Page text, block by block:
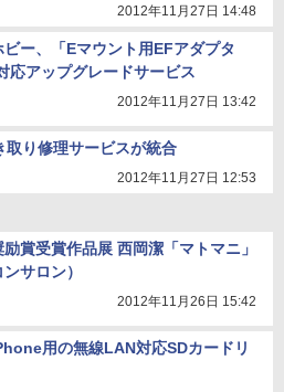
2012年11月27日 14:48
ー、「Eマウント用EFアダプタ
応アップグレードサービス
2012年11月27日 13:42
り修理サービスが統合
2012年11月27日 12:53
賞受賞作品展 西岡潔「マトマニ」
ンサロン）
2012年11月26日 15:42
用の無線LAN対応SDカードリ